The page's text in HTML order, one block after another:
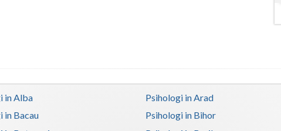
in Alba Psihologi in Arad
in Bacau
Psihologi in Bihor